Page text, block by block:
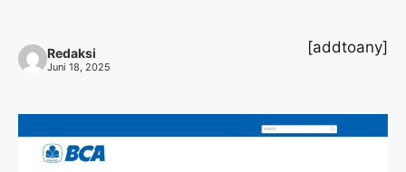
Redaksi
Juni 18, 2025
[addtoany]